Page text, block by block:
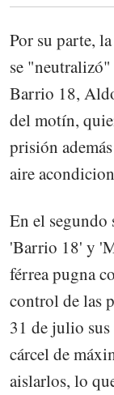
Por su parte,
se
Barrio 18,
del motín,
prisión
aire
En el segundo
'Barrio 18' y
férrea pugna
control de las
31 de julio sus
cárcel de
aislarlos, lo